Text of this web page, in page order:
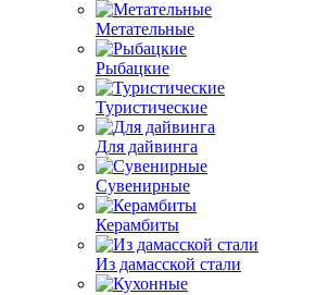
Метательные
Рыбацкие
Туристические
Для дайвинга
Сувенирные
Керамбиты
Из дамасской стали